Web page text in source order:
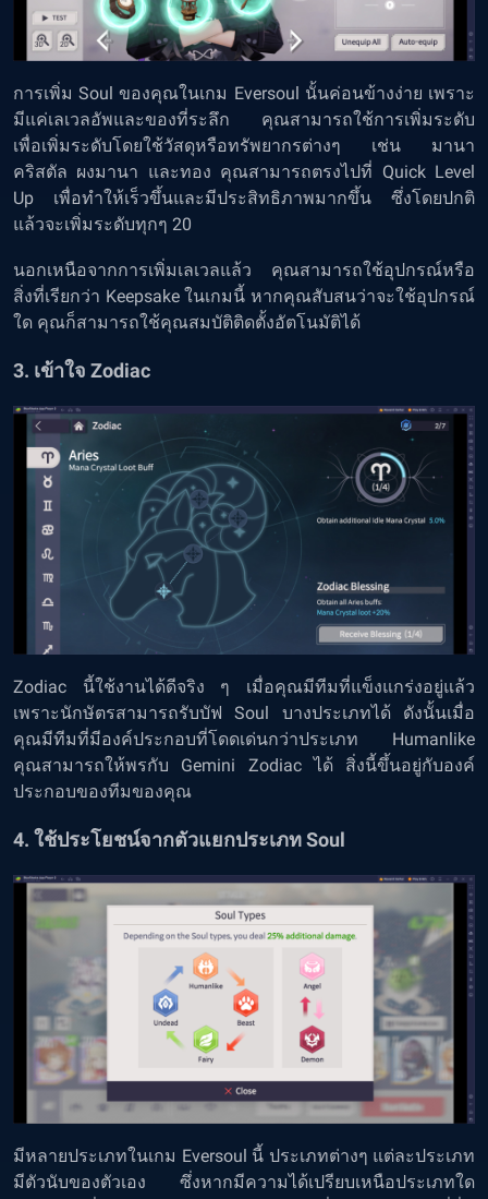
การเพิ่ม Soul ของคุณในเกม Eversoul นั้นค่อนข้างง่าย เพราะ
มีแค่เลเวลอัพและของที่ระลึก คุณสามารถใช้การเพิ่มระดับ
เพื่อเพิ่มระดับโดยใช้วัสดุหรือทรัพยากรต่างๆ เช่น มานา
คริสตัล ผงมานา และทอง คุณสามารถตรงไปที่ Quick Level
Up เพื่อทำให้เร็วขึ้นและมีประสิทธิภาพมากขึ้น ซึ่งโดยปกติ
แล้วจะเพิ่มระดับทุกๆ 20
นอกเหนือจากการเพิ่มเลเวลแล้ว คุณสามารถใช้อุปกรณ์หรือ
สิ่งที่เรียกว่า Keepsake ในเกมนี้ หากคุณสับสนว่าจะใช้อุปกรณ์
ใด คุณก็สามารถใช้คุณสมบัติติดตั้งอัตโนมัติได้
3. เข้าใจ Zodiac
Zodiac นี้ใช้งานได้ดีจริง ๆ เมื่อคุณมีทีมที่แข็งแกร่งอยู่แล้ว
เพราะนักษัตรสามารถรับบัฟ Soul บางประเภทได้ ดังนั้นเมื่อ
คุณมีทีมที่มีองค์ประกอบที่โดดเด่นกว่าประเภท Humanlike
คุณสามารถให้พรกับ Gemini Zodiac ได้ สิ่งนี้ขึ้นอยู่กับองค์
ประกอบของทีมของคุณ
4. ใช้ประโยชน์จากตัวแยกประเภท Soul
มีหลายประเภทในเกม Eversoul นี้ ประเภทต่างๆ แต่ละประเภท
มีตัวนับของตัวเอง ซึ่งหากมีความได้เปรียบเหนือประเภทใด